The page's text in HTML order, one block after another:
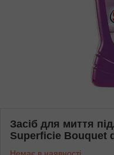
Засіб для миття
Superficie Bouquet
Немає в наявності